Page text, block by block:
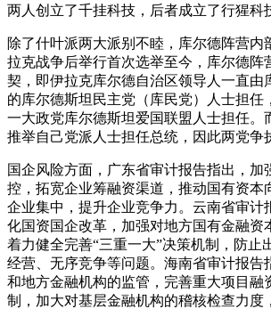
两人创立了千挂科技，后者成立了行猩科
除了什叶派两大派别不睦，库尔德阵营内
拉克战争后举行首次选举至今，库尔德阵
契，即伊拉克库尔德自治区领导人一直由
的库尔德斯坦民主党（库民党）人士担任
一大政党库尔德斯坦爱国联盟人士担任。
推举自己党派人士担任总统，因此两党争
国企风险方面，广东省审计报告指出，加
控，拓宽企业筹融资渠道，推动国有资本
企业集中，提升企业竞争力。云南省审计
化国资国企改革，加强对地方国有金融资
着力健全完善“三重一大”决策机制，防止
经营、无序竞争等问题。海南省审计报告
和地方金融机构的监管，完善重大项目融
制，加大对基层金融机构的稽核检查力度